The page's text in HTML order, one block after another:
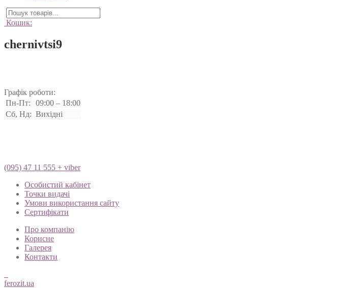
Кошик:
chernivtsi9
Графік роботи:
Пн-Пт:
09:00 – 18:00
Сб, Нд: Вихідні
(095) 47 11 555 + viber
Особистий кабінет
Точки видачі
Умови використання сайту
Сертифікати
Про компанію
Корисне
Галерея
Контакти
ferozit.ua